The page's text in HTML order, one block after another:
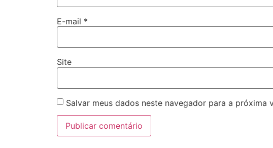
E-mail *
Site
Salvar meus dados neste navegador para a próxima